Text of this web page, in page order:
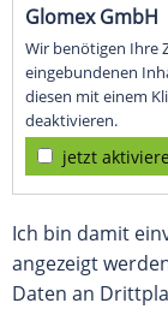
Glomex GmbH
Wir benötigen Ihre
eingebundenen
diesen mit einem
deaktivieren.
jetzt
Ich bin damit
angezeigt
Daten an